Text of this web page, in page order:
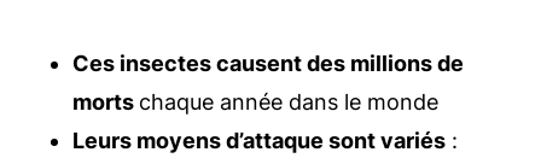
Ces insectes causent des millions de
morts chaque année dans le monde
Leurs moyens d’attaque sont variés :